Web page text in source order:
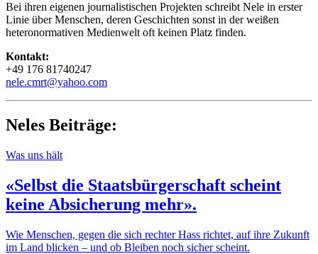
Bei ihren eigenen journalistischen Projekten schreibt Nele in erster
Linie über Menschen, deren Geschichten sonst in der weißen
heteronormativen Medienwelt oft keinen Platz finden.
Kontakt:
+49 176 81740247
nele.cmrt@yahoo.com
Neles Beiträge:
Was uns hält
«Selbst die Staatsbürgerschaft scheint
keine Absicherung mehr».
Wie Menschen, gegen die sich rechter Hass richtet, auf ihre Zukunft
im Land blicken – und ob Bleiben noch sicher scheint.